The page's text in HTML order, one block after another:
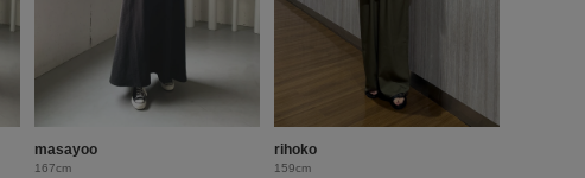
masayoo
167cm
rihoko
159cm